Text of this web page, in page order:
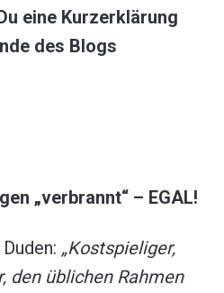
eine Kurzerklärung
des Blogs
„verbrannt“ – EGAL!
„Kostspieliger,
den üblichen Rahmen